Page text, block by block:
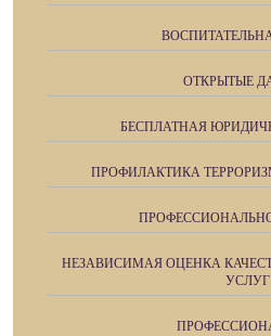
ОТКРЫТЫЕ
БЕСПЛАТНАЯ
ПРОФИЛАКТИКА
НЕЗАВИСИМАЯ ОЦЕНКА
УСЛУГ